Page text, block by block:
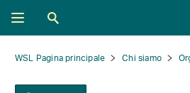
WSL Pagina principale Chi siamo